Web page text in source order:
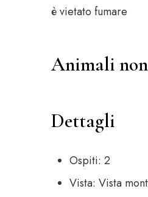
è vietato fumare
Animali non
Dettagli
Ospiti: 2
Vista: Vista